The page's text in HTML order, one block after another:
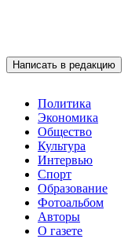
Написать в редакцию
Политика
Экономика
Общество
Культура
Интервью
Спорт
Образование
Фотоальбом
Авторы
О газете